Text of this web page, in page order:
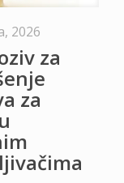
2026
za
za